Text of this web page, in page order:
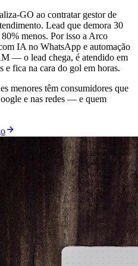
GO ao contratar gestor de
Lead que demora 30
menos. Por isso a Arco
IA no WhatsApp e automação
— o lead chega, é atendido em
e fica na cara do gol em horas.
menores têm consumidores que
e nas redes — e quem